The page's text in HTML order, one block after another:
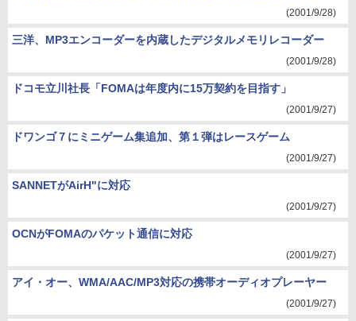
(2001/9/28)
三洋、MP3エンコーダーを内蔵したデジタルメモリレコーダー
(2001/9/28)
ドコモ立川社長「FOMAは年度内に15万契約を目指す」
(2001/9/27)
ドワンゴ７にミニゲーム集追加、第１弾はレースゲーム
(2001/9/27)
SANNETがAirH"に対応
(2001/9/27)
OCNがFOMAのパケット通信に対応
(2001/9/27)
アイ・オー、WMA/AAC/MP3対応の携帯オーディオプレーヤー
(2001/9/27)